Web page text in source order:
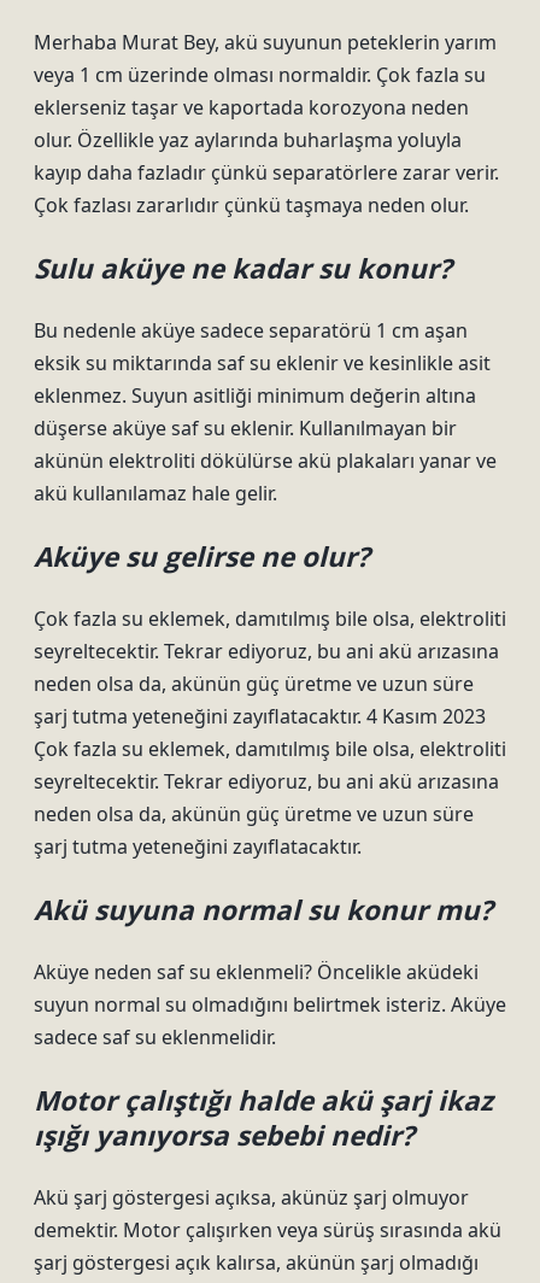
Merhaba Murat Bey, akü suyunun peteklerin yarım
veya 1 cm üzerinde olması normaldir. Çok fazla su
eklerseniz taşar ve kaportada korozyona neden
olur. Özellikle yaz aylarında buharlaşma yoluyla
kayıp daha fazladır çünkü separatörlere zarar verir.
Çok fazlası zararlıdır çünkü taşmaya neden olur.
Sulu aküye ne kadar su konur?
Bu nedenle aküye sadece separatörü 1 cm aşan
eksik su miktarında saf su eklenir ve kesinlikle asit
eklenmez. Suyun asitliği minimum değerin altına
düşerse aküye saf su eklenir. Kullanılmayan bir
akünün elektroliti dökülürse akü plakaları yanar ve
akü kullanılamaz hale gelir.
Aküye su gelirse ne olur?
Çok fazla su eklemek, damıtılmış bile olsa, elektroliti
seyreltecektir. Tekrar ediyoruz, bu ani akü arızasına
neden olsa da, akünün güç üretme ve uzun süre
şarj tutma yeteneğini zayıflatacaktır. 4 Kasım 2023
Çok fazla su eklemek, damıtılmış bile olsa, elektroliti
seyreltecektir. Tekrar ediyoruz, bu ani akü arızasına
neden olsa da, akünün güç üretme ve uzun süre
şarj tutma yeteneğini zayıflatacaktır.
Akü suyuna normal su konur mu?
Aküye neden saf su eklenmeli? Öncelikle aküdeki
suyun normal su olmadığını belirtmek isteriz. Aküye
sadece saf su eklenmelidir.
Motor çalıştığı halde akü şarj ikaz
ışığı yanıyorsa sebebi nedir?
Akü şarj göstergesi açıksa, akünüz şarj olmuyor
demektir. Motor çalışırken veya sürüş sırasında akü
şarj göstergesi açık kalırsa, akünün şarj olmadığı